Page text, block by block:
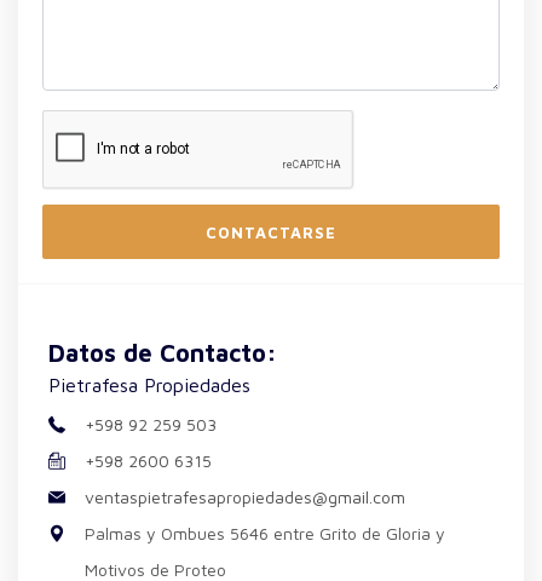
CONTACTARSE
Datos de Contacto:
Pietrafesa Propiedades
+598 92 259 503
+598 2600 6315
ventaspietrafesapropiedades@gmail.com
Palmas y Ombues 5646 entre Grito de Gloria y
Motivos de Proteo